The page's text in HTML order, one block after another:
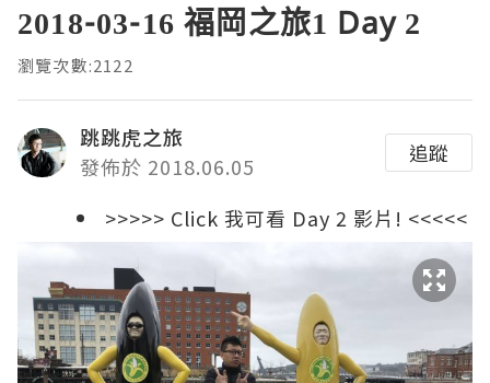
2018-03-16 福岡之旅1 Day 2
瀏覽次數:2122
跳跳虎之旅
發佈於 2018.06.05
追蹤
>>>>> Click 我可看 Day 2 影片! <<<<<